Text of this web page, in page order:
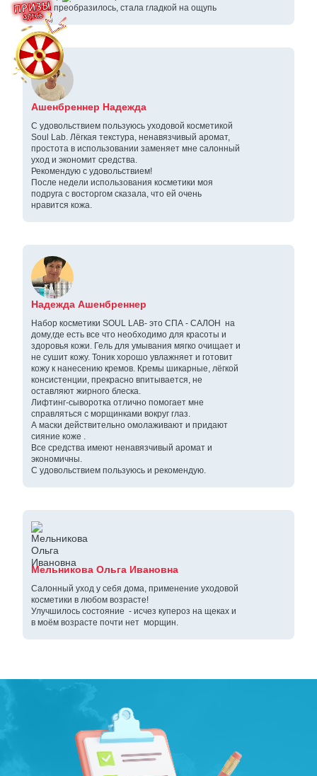
Кожа преобразилось, стала гладкой на ощупь
Ашенбреннер Надежда
С удовольствием пользуюсь уходовой косметикой
Soul Lab. Лёгкая текстура, ненавязчивый аромат,
простота в использовании заменяет мне салонный
уход и экономит средства.
Рекомендую с удовольствием!
После недели использования косметики моя
подруга с восторгом сказала, что ей очень
нравится кожа.
Надежда Ашенбреннер
Набор косметики SOUL LAB- это СПА - САЛОН на
дому,где есть все что необходимо для красоты и
здоровья кожи. Гель для умывания мягко очищает и
не сушит кожу. Тоник хорошо увлажняет и готовит
кожу к нанесению кремов. Кремы шикарные, лёгкой
консистенции, прекрасно впитывается, не
оставляют жирного блеска.
Лифтинг-сыворотка отлично помогает мне
справляться с морщинками вокруг глаз.
А маски действительно омолаживают и придают
сияние коже .
Все средства имеют ненавязчивый аромат и
экономичны.
С удовольствием пользуюсь и рекомендую.
Мельникова Ольга Ивановна
Салонный уход у себя дома, применение уходовой
косметики в любом возрасте!
Улучшилось состояние - исчез купероз на щеках и
в моём возрасте почти нет морщин.